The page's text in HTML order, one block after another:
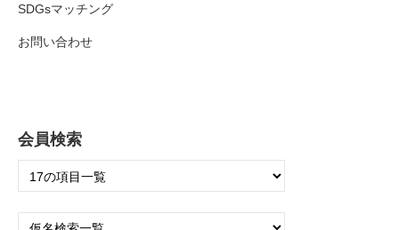
SDGsマッチング
お問い合わせ
会員検索